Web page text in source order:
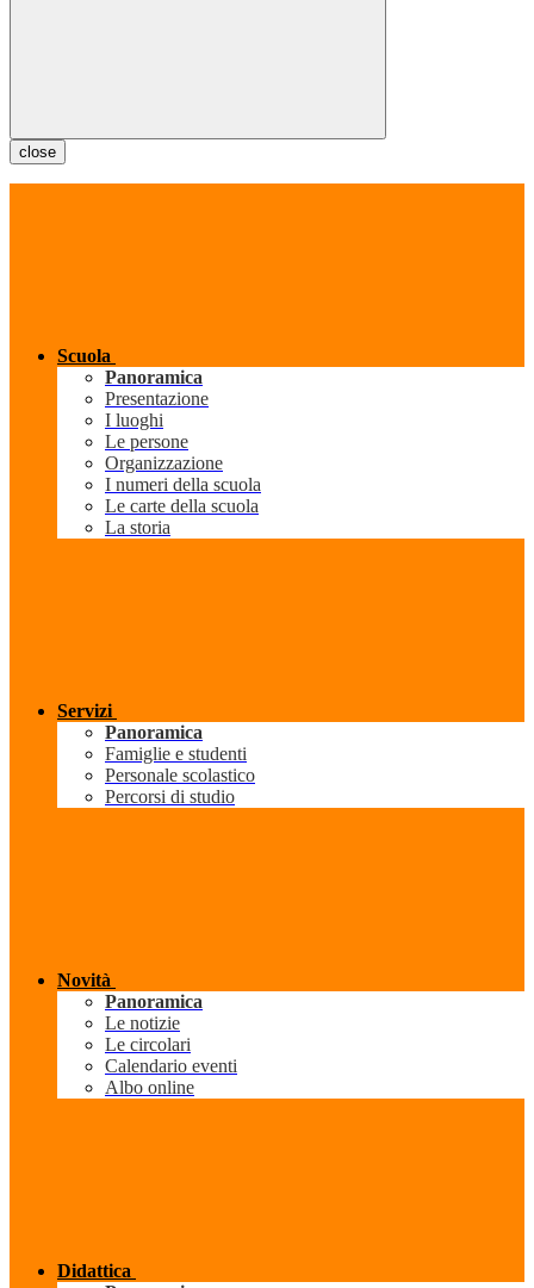
close
Scuola
Panoramica
Presentazione
I luoghi
Le persone
Organizzazione
I numeri della scuola
Le carte della scuola
La storia
Servizi
Panoramica
Famiglie e studenti
Personale scolastico
Percorsi di studio
Novità
Panoramica
Le notizie
Le circolari
Calendario eventi
Albo online
Didattica